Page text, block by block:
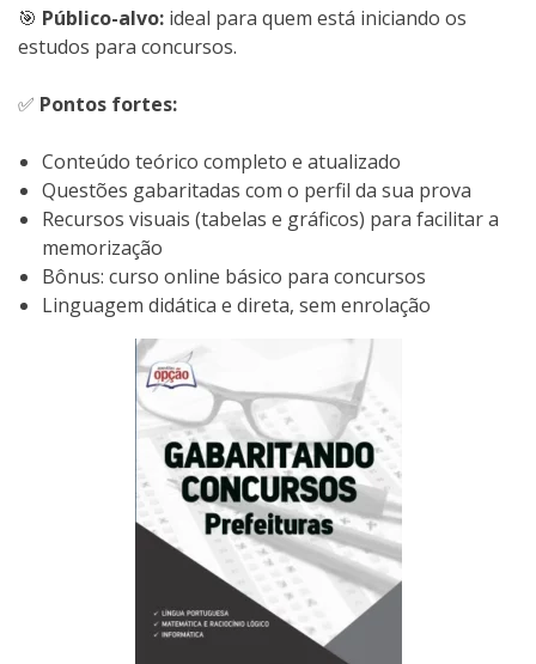
🎯 Público-alvo: ideal para quem está iniciando os
estudos para concursos.
✅ Pontos fortes:
Conteúdo teórico completo e atualizado
Questões gabaritadas com o perfil da sua prova
Recursos visuais (tabelas e gráficos) para facilitar a
memorização
Bônus: curso online básico para concursos
Linguagem didática e direta, sem enrolação